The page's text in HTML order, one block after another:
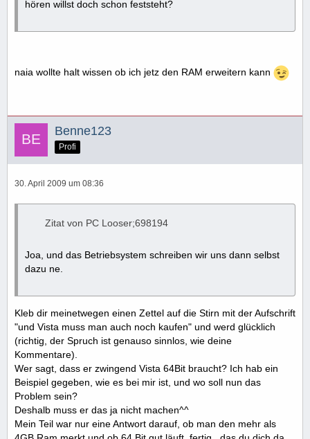
hören willst doch schon feststeht?
naia wollte halt wissen ob ich jetz den RAM erweitern kann
Benne123
Profi
30. April 2009 um 08:36
Zitat von PC Looser;698194
Joa, und das Betriebsystem schreiben wir uns dann selbst
dazu ne.
Kleb dir meinetwegen einen Zettel auf die Stirn mit der Aufschrift
"und Vista muss man auch noch kaufen" und werd glücklich
(richtig, der Spruch ist genauso sinnlos, wie deine
Kommentare).
Wer sagt, dass er zwingend Vista 64Bit braucht? Ich hab ein
Beispiel gegeben, wie es bei mir ist, und wo soll nun das
Problem sein?
Deshalb muss er das ja nicht machen^^
Mein Teil war nur eine Antwort darauf, ob man den mehr als